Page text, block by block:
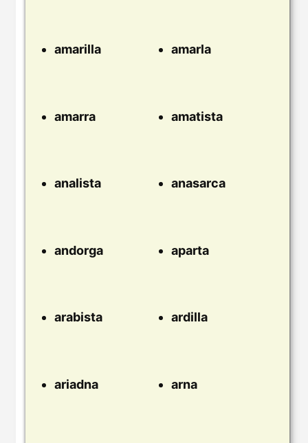
amarilla amarla
amarra amatista
analista anasarca
andorga aparta
arabista ardilla
ariadna arna